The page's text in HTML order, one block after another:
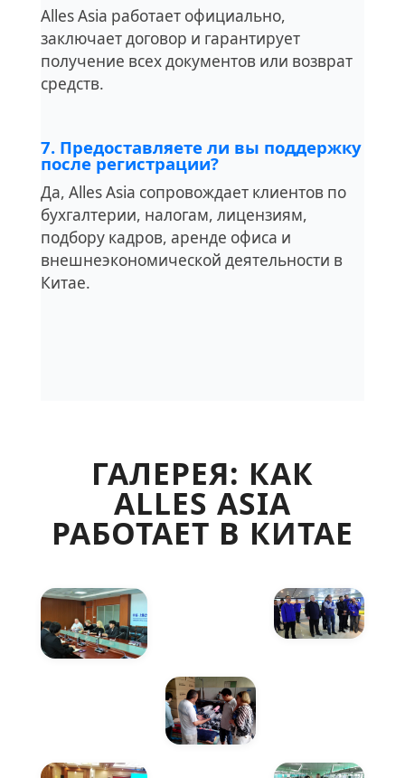
Alles Asia работает официально,
заключает договор и гарантирует
получение всех документов или возврат
средств.
7. Предоставляете ли вы поддержку
после регистрации?
Да, Alles Asia сопровождает клиентов по
бухгалтерии, налогам, лицензиям,
подбору кадров, аренде офиса и
внешнеэкономической деятельности в
Китае.
ГАЛЕРЕЯ: КАК
ALLES ASIA
РАБОТАЕТ В КИТАЕ